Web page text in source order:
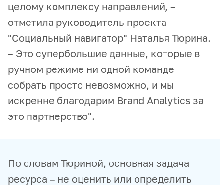
целому комплексу направлений, –
отметила руководитель проекта
"Социальный навигатор" Наталья Тюрина.
– Это супербольшие данные, которые в
ручном режиме ни одной команде
собрать просто невозможно, и мы
искренне благодарим Brand Analytics за
это партнерство".
По словам Тюриной, основная задача
ресурса – не оценить или определить